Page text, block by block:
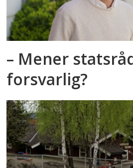
– Mener
forsvarlig?